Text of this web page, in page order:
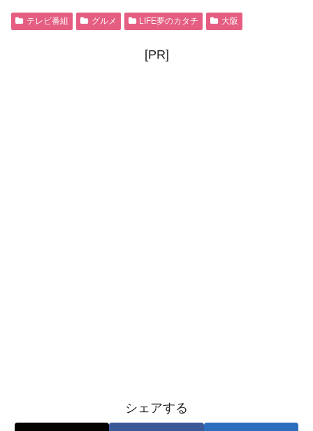
テレビ番組 グルメ LIFE夢のカタチ 大阪
[PR]
シェアする